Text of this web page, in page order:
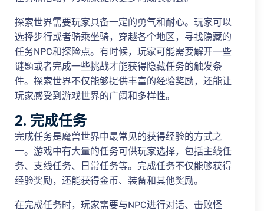
探索世界需要玩家具备一定的勇气和耐心。玩家可以
选择步行或者骑乘坐骑，穿越各个地区，寻找隐藏的
任务NPC和探险点。有时候，玩家可能需要解开一些
谜题或者完成一些挑战才能获得隐藏任务的触发条
件。探索世界不仅能够提供丰富的经验奖励，还能让
玩家感受到游戏世界的广阔和多样性。
2. 完成任务
完成任务是魔兽世界中最常见的获得经验的方式之
一。游戏中有大量的任务可供玩家选择，包括主线任
务、支线任务、日常任务等。完成任务不仅能够获得
经验奖励，还能获得金币、装备和其他奖励。
在完成任务时，玩家需要与NPC进行对话、击败怪